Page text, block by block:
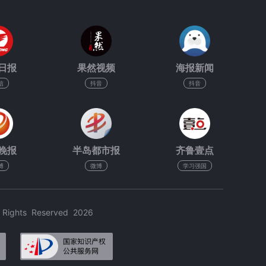
报 果然视频
抖音
海报新闻
抖音
报 半岛都市报
微博
齐鲁壹点
学习强国
Reserved 2026